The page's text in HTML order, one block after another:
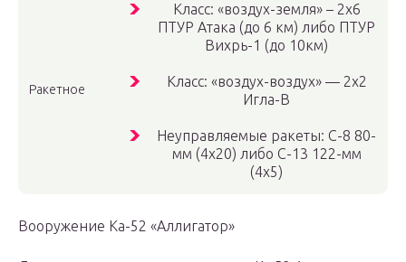
Ракетное
Класс: «воздух-земля» – 2х6
ПТУР Атака (до 6 км) либо ПТУР
Вихрь-1 (до 10км)
Класс: «воздух-воздух» — 2х2
Игла-В
Неуправляемые ракеты: С-8 80-
мм (4х20) либо С-13 122-мм
(4х5)
Вооружение Ка-52 «Аллигатор»